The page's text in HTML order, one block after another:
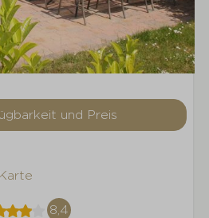
und Preis
Karte
8,4